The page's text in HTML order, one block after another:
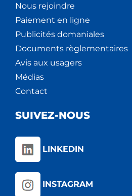
Nous rejoindre
Paiement en ligne
Publicités domaniales
Documents règlementaires
Avis aux usagers
Médias
Contact
SUIVEZ-NOUS
LINKEDIN
INSTAGRAM